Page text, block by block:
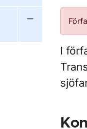
Undermeny
I